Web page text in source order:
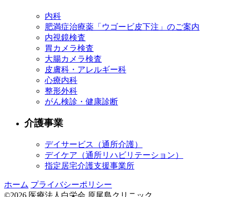
内科
肥満症治療薬「ウゴービ皮下注」のご案内
内視鏡検査
胃カメラ検査
大腸カメラ検査
皮膚科・アレルギー科
心療内科
整形外科
がん検診・健康診断
介護事業
デイサービス（通所介護）
デイケア（通所リハビリテーション）
指定居宅介護支援事業所
ホーム プライバシーポリシー
©2026 医療法人白栄会 原尾島クリニック.